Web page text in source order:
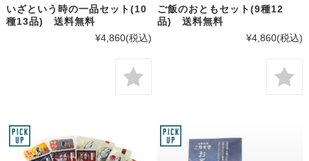
いざという時の一品セット(10
種13品) 送料無料
¥4,860(税込)
ご飯のおともセット(9種12
品) 送料無料
¥4,860(税込)